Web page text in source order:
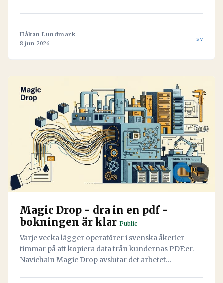
Håkan Lundmark
8 jun 2026
sv
Magic Drop - dra in en pdf -
bokningen är klar Public
Varje vecka lägger operatörer i svenska åkerier
timmar på att kopiera data från kundernas PDF:er.
Navichain Magic Drop avslutar det arbetet